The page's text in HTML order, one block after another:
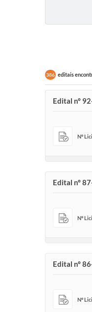
386 editais
Edital nº
Nº
Edital nº
Nº
Edital nº
Nº